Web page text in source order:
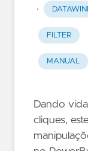
·
FILTER
MANUAL
Dando
cliques,